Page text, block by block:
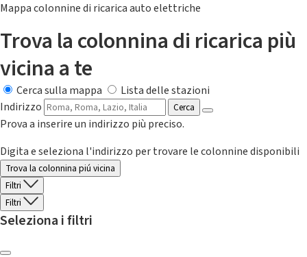
Mappa colonnine di ricarica auto elettriche
Trova la colonnina di ricarica più
vicina a te
Cerca sulla mappa
Lista delle stazioni
Indirizzo
Cerca
Prova a inserire un indirizzo più preciso.
Digita e seleziona l'indirizzo per trovare le colonnine disponibili
Trova la colonnina piú vicina
Filtri
Filtri
Seleziona i filtri